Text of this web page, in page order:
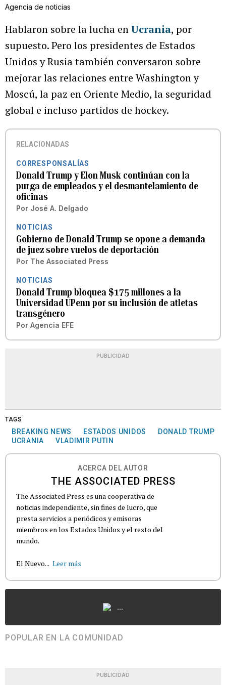
Agencia de noticias
Hablaron sobre la lucha enUcrania, por
supuesto. Pero los presidentes de Estados
Unidos y Rusia también conversaron sobre
mejorar las relaciones entre Washington y
Moscú, la paz en Oriente Medio, la seguridad
global e incluso partidos de hockey.
RELACIONADAS
CORRESPONSALÍAS
Donald Trump y Elon Musk continúan con la
purga de empleados y el desmantelamiento de
oficinas
Por José A. Delgado
NOTICIAS
Gobierno de Donald Trump se opone a demanda
de juez sobre vuelos de deportación
Por The Associated Press
NOTICIAS
Donald Trump bloquea $175 millones a la
Universidad UPenn por su inclusión de atletas
transgénero
Por Agencia EFE
PUBLICIDAD
TAGS
BREAKING NEWS ESTADOS UNIDOS
DONALD TRUMP
UCRANIA
VLADIMIR PUTIN
ACERCA DEL AUTOR
THE ASSOCIATED PRESS
The Associated Press es una cooperativa de
noticias independiente, sin fines de lucro, que
presta servicios a periódicos y emisoras
miembros en los Estados Unidos y el resto del
mundo.
El Nuevo... Leer más
...
POPULAR EN LA COMUNIDAD
PUBLICIDAD